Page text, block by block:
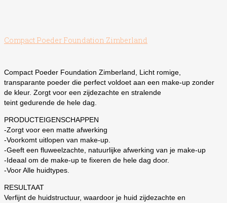
Compact Poeder Foundation Zimberland
Compact Poeder Foundation Zimberland, Licht romige,
transparante poeder die perfect voldoet aan een make-up zonder
de kleur. Zorgt voor een zijdezachte en stralende
teint gedurende de hele dag.
PRODUCTEIGENSCHAPPEN
-Zorgt voor een matte afwerking
-Voorkomt uitlopen van make-up.
-Geeft een fluweelzachte, natuurlijke afwerking van je make-up
-Ideaal om de make-up te fixeren de hele dag door.
-Voor Alle huidtypes.
RESULTAAT
Verfijnt de huidstructuur, waardoor je huid zijdezachte en